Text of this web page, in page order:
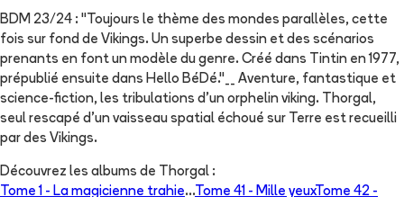
BDM 23/24 : "Toujours le thème des mondes parallèles, cette
fois sur fond de Vikings. Un superbe dessin et des scénarios
prenants en font un modèle du genre. Créé dans Tintin en 1977,
prépublié ensuite dans Hello BéDé."__ Aventure, fantastique et
science-fiction, les tribulations d'un orphelin viking. Thorgal,
seul rescapé d'un vaisseau spatial échoué sur Terre est recueilli
par des Vikings.
Découvrez les albums de Thorgal :
Tome 1 - La magicienne trahie...Tome 41 - Mille yeuxTome 42 -